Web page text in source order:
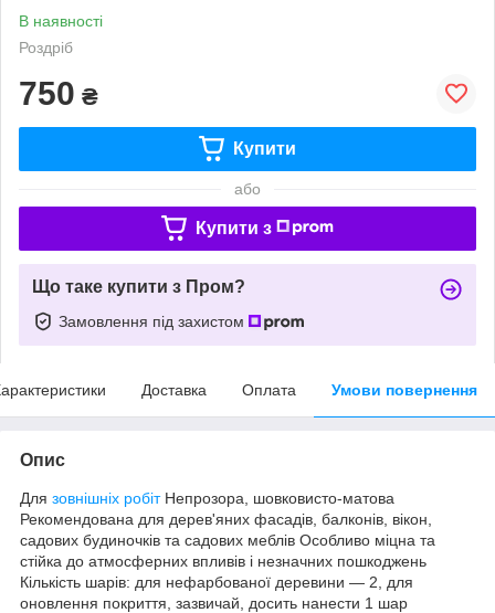
В наявності
Роздріб
750 ₴
Купити
або
Купити з
Що таке купити з Пром?
Замовлення під захистом
Доставка Оплата Умови повернення
Опис
Для зовнішніх робітНепрозора, шовковисто-матова
Рекомендована для дерев'яних фасадів, балконів, вікон,
садових будиночків та садових меблів Особливо міцна та
стійка до атмосферних впливів і незначних пошкоджень
Кількість шарів: для нефарбованої деревини — 2, для
оновлення покриття, зазвичай, досить нанести 1 шар